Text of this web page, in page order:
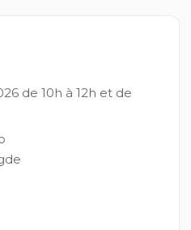
de 10h à 12h et de